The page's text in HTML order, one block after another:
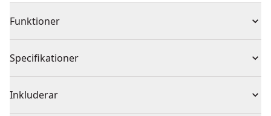
Funktioner
Lpng gänga för flexibilitet i olika montagetjocklekar
Specifikationer
Produkttyp Expansionsankare
Inkluderar